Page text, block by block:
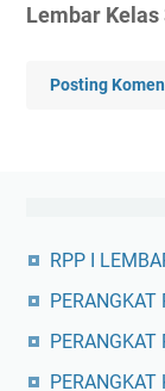
Lembar Kelas
Posting
RPP I
PERANGKAT
PERANGKAT